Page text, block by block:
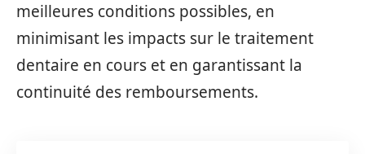
meilleures conditions possibles, en
minimisant les impacts sur le traitement
dentaire en cours et en garantissant la
continuité des remboursements.